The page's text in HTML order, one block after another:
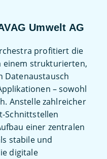
Umwelt AG
profitiert die
einem strukturierten,
Datenaustausch
– sowohl
Anstelle zahlreicher
Schnittstellen
einer zentralen
stabile und
digitale